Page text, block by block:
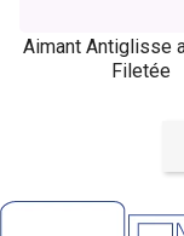
Aimant Antiglisse
Filetée